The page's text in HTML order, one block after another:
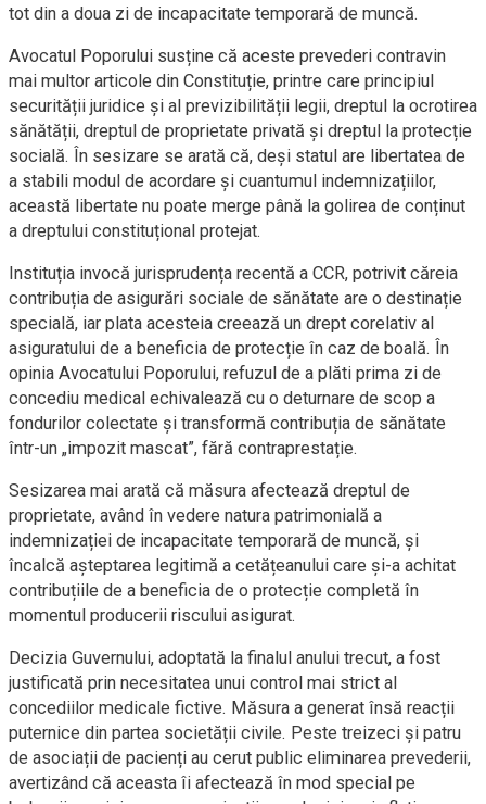
tot din a doua zi de incapacitate temporară de muncă.
Avocatul Poporului susține că aceste prevederi contravin
mai multor articole din Constituție, printre care principiul
securității juridice și al previzibilității legii, dreptul la ocrotirea
sănătății, dreptul de proprietate privată și dreptul la protecție
socială. În sesizare se arată că, deși statul are libertatea de
a stabili modul de acordare și cuantumul indemnizațiilor,
această libertate nu poate merge până la golirea de conținut
a dreptului constituțional protejat.
Instituția invocă jurisprudența recentă a CCR, potrivit căreia
contribuția de asigurări sociale de sănătate are o destinație
specială, iar plata acesteia creează un drept corelativ al
asiguratului de a beneficia de protecție în caz de boală. În
opinia Avocatului Poporului, refuzul de a plăti prima zi de
concediu medical echivalează cu o deturnare de scop a
fondurilor colectate și transformă contribuția de sănătate
într-un „impozit mascat”, fără contraprestație.
Sesizarea mai arată că măsura afectează dreptul de
proprietate, având în vedere natura patrimonială a
indemnizației de incapacitate temporară de muncă, și
încalcă așteptarea legitimă a cetățeanului care și-a achitat
contribuțiile de a beneficia de o protecție completă în
momentul producerii riscului asigurat.
Decizia Guvernului, adoptată la finalul anului trecut, a fost
justificată prin necesitatea unui control mai strict al
concediilor medicale fictive. Măsura a generat însă reacții
puternice din partea societății civile. Peste treizeci și patru
de asociații de pacienți au cerut public eliminarea prevederii,
avertizând că aceasta îi afectează în mod special pe